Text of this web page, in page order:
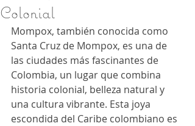
Colonial
Mompox, también conocida como
Santa Cruz de Mompox, es una de
las ciudades más fascinantes de
Colombia, un lugar que combina
historia colonial, belleza natural y
una cultura vibrante. Esta joya
escondida del Caribe colombiano es